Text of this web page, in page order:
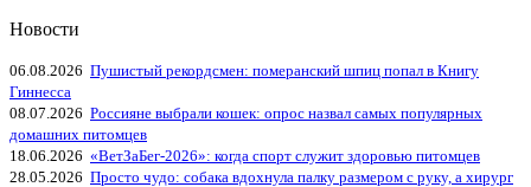
Новости
06.08.2026 Пушистый рекордсмен: померанский шпиц попал в Книгу
Гиннесса
08.07.2026 Россияне выбрали кошек: опрос назвал самых популярных
домашних питомцев
18.06.2026 «ВетЗаБег‑2026»: когда спорт служит здоровью питомцев
28.05.2026 Просто чудо: собака вдохнула палку размером с руку, а хирург